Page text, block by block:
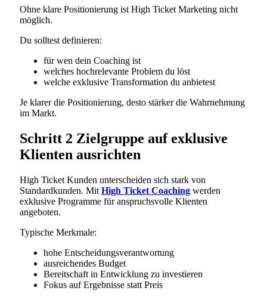
Ohne klare Positionierung ist High Ticket Marketing nicht
möglich.
Du solltest definieren:
für wen dein Coaching ist
welches hochrelevante Problem du löst
welche exklusive Transformation du anbietest
Je klarer die Positionierung, desto stärker die Wahrnehmung
im Markt.
Schritt 2 Zielgruppe auf exklusive
Klienten ausrichten
High Ticket Kunden unterscheiden sich stark von
Standardkunden. Mit High Ticket Coaching werden
exklusive Programme für anspruchsvolle Klienten
angeboten.
Typische Merkmale:
hohe Entscheidungsverantwortung
ausreichendes Budget
Bereitschaft in Entwicklung zu investieren
Fokus auf Ergebnisse statt Preis